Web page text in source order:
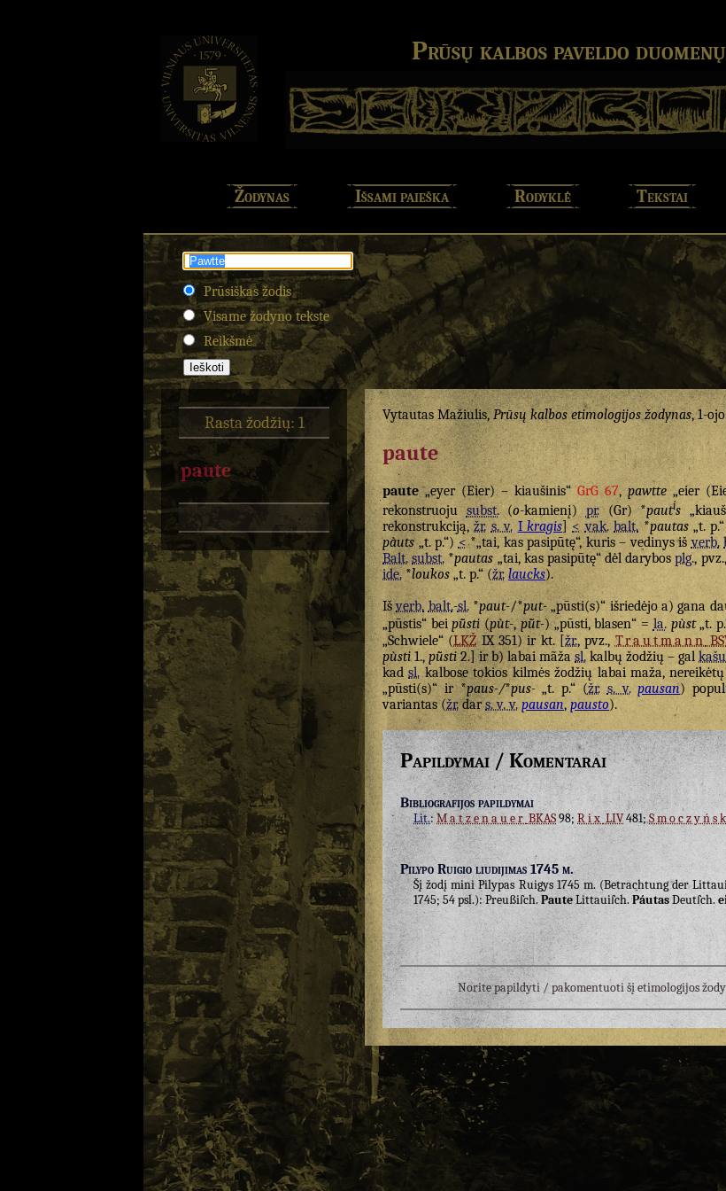
Prūsų kalbos paveldo
Žodynas Išsami paieška Rodyklė Tekstai
Prūsiškas žodis
Visame žodyno tekste
Reikšmė
Rasta žodžių: 1
paute
Vytautas Mažiulis,Prūsų kalbos etimologijos žodynas, 1-
paute
paute„eyer (Eier) – kiaušinis“GrG 67,pawtte„eier
rekonstruojusubst.(o-kamienį)pr.(Gr) *pautis
rekonstrukciją,žr. s. v. Ikragis ]< vak. balt.*pautas„t. p.“
pàuts„t. p.“) <*„tai, kas pasipūtę“, kuris – vedinys išverb.
Balt. subst.*pautas„tai, kas pasipūtę“ dėl darybosplg.,
ide.*loukos„t. p.“ (žr. laucks).
Išverb. balt.-sl.*paut-/*put-„pūsti(s)“ išriedėjo a) gana
„pūstis“ beipū̃sti(pùt-,pū̃t-) „pūsti, blasen“ =la. pùst„t.
„Schwiele“ (LKŽIX 351) ir kt. [žr., pvz., Trautmann
pùsti1.,pū̃sti2.] ir b) labai mãža sl.kalbų žodžių – gal
kadsl.kalbose tokios kilmės žodžių labai maža,
„pūsti(s)“ ir *paus-/*pus-„t. p.“ (žr. s. v. pausan)
variantas (žr.dars. v. v. pausan,pausto).
Papildymai / Komentarai
Bibliografijos papildymai
Lit.:MatzenauerBKAS98; Rix LIV481;
Pilypo Ruigio liudijimas 1745 m.
Šį žodį mini Pilypas Ruigys 1745 m. (Betrachtung der
1745; 54 psl.): Preußiſch.PauteLittauiſch.PáutasDeutſch.
Norite papildyti / pakomentuoti šį etimologijos